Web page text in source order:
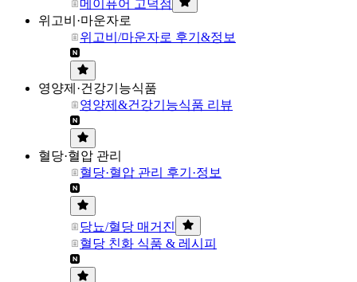
메이퓨어 고덕점
위고비·마운자로
위고비/마운자로 후기&정보
영양제·건강기능식품
영양제&건강기능식품 리뷰
혈당·혈압 관리
혈당·혈압 관리 후기·정보
당뇨/혈당 매거진
혈당 친화 식품 & 레시피